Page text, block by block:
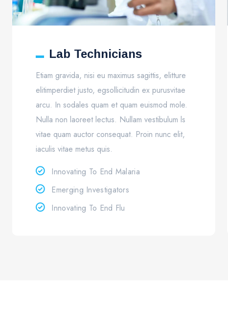
Lab Technicians
Etiam gravida, nisi eu maximus sagittis, elitture
elitimperdiet justo, egsollicitudin ex purusvitae
arcu. In sodales quam et quam euismod mole.
Nulla non laoreet lectus. Nullam vestibulum ls
vitae quam auctor consequat. Proin nunc elit,
iaculis vitae metus quis.
Innovating To End Malaria
Emerging Investigators
Innovating To End Flu